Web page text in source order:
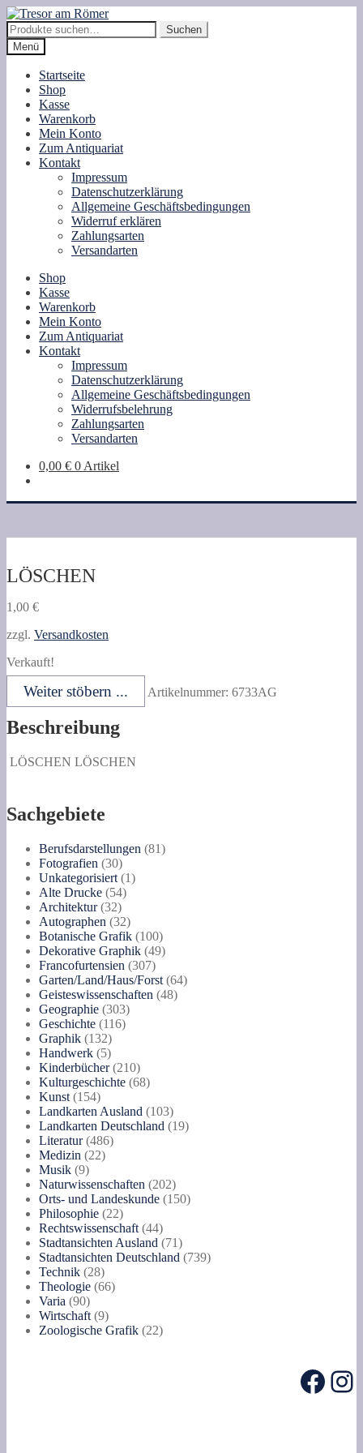
Zur
Navigation
springen
Zum
Inhalt
springen
Suche
nach:
Suchen
Menü
Startseite
Shop
Kasse
Warenkorb
Mein Konto
Zum Antiquariat
Kontakt
Impressum
Datenschutzerklärung
Allgemeine Geschäftsbedingungen
Widerruf erklären
Zahlungsarten
Versandarten
Shop
Kasse
Warenkorb
Mein Konto
Zum Antiquariat
Kontakt
Impressum
Datenschutzerklärung
Allgemeine Geschäftsbedingungen
Widerrufsbelehrung
Zahlungsarten
Versandarten
0,00 € 0 Artikel
LÖSCHEN
1,00 €
zzgl. Versandkosten
Verkauft!
Weiter stöbern ... Artikelnummer: 6733AG
Beschreibung
LÖSCHEN LÖSCHEN
Sachgebiete
Berufsdarstellungen 8181
Fotografien 3030
Produkte
Unkategorisiert 11
Alte Drucke 5454
Architektur 3232
Produkte
Autographen 3232
Produkte
Botanische Grafik 100100
Produkte
Dekorative Graphik 4949
Francofurtensien 307307
Produkte
Garten/Land/Haus/Forst 6464
Geisteswissenschaften 4848
Geographie 303303
Produkte
Geschichte 116116
Graphik 132132
Produkte
Handwerk 55
Produkte
Kinderbücher 210210
Produkte
Kulturgeschichte 6868
Kunst 154154
Produkte
Landkarten Ausland 103103
Produkte
Landkarten Deutschland 1919
Literatur 486486
Medizin 2222
Musik 99
Produkte
Naturwissenschaften 202202
Produkte
Orts- und Landeskunde 150150
Philosophie 2222
Produkte
Rechtswissenschaft 4444
Produkte
Stadtansichten Ausland 7171
Produkte
Stadtansichten Deutschland 739739
Technik 2828
Produkte
Theologie 6666
Varia 9090
Produkte
Wirtschaft 99
Produkte
Zoologische Grafik 2222